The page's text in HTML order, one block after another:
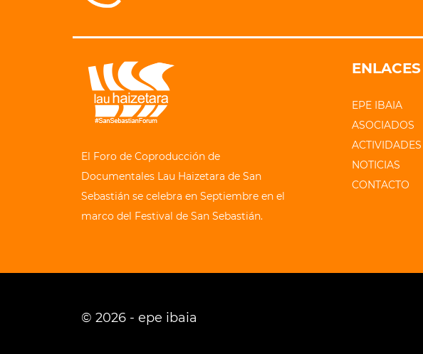
El Foro de Coproducción de
Documentales Lau Haizetara de San
Sebastián se celebra en Septiembre en el
marco del Festival de San Sebastián.
ENLACES
EPE IBAIA
ASOCIADOS
ACTIVIDADES
NOTICIAS
CONTACTO
© 2026 - epe ibaia